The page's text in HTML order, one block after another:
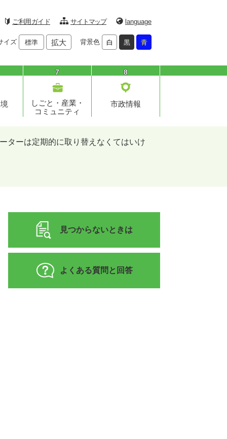
ご利用ガイド サイトマップ language
イズ 標準 拡大 背景色 白 黒 青
7
しごと・産業・
コミュニティ
8
市政情報
ターは定期的に取り替えなくてはいけ
見つからないときは
よくある質問と回答